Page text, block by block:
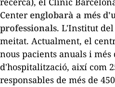
Center englobarà a més
professionals. L'Institut del
meitat. Actualment, el
nous pacients anuals i més
d'hospitalització, així com
responsables de més de